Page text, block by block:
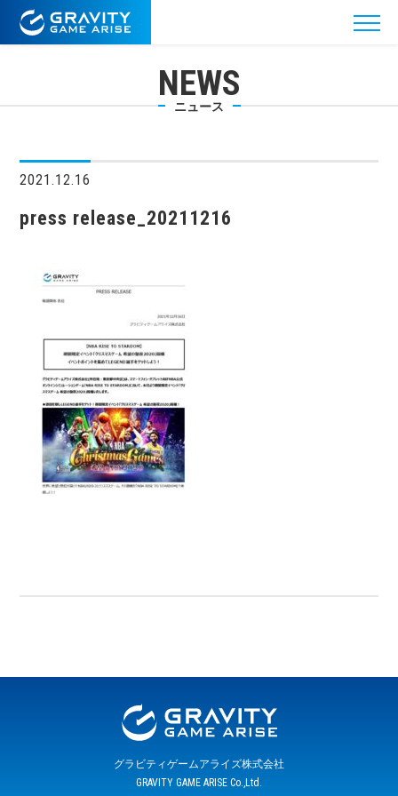
NEWS
ニュース
2021.12.16
press release_20211216
グラビティゲームアライズ株式会社
GRAVITY GAME ARISE Co.,Ltd.